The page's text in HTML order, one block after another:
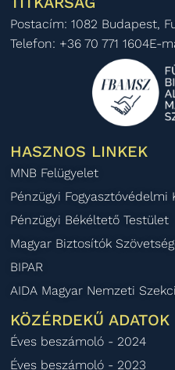
Postacím: 1082 Budapest,
Telefon: +36 70 771 1604E-
HASZNOS LINKEK
MNB Felügyelet
Pénzügyi Fogyasztóvédelmi
Pénzügyi Békéltető Testület
Magyar Biztosítók
BIPAR
AIDA Magyar Nemzeti
KÖZÉRDEKŰ ADATOK
Éves beszámoló - 2024
Éves beszámoló - 2023